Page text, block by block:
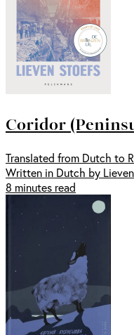
Coridor
Translated from Dutch to
Written in Dutch by
8 minutes read